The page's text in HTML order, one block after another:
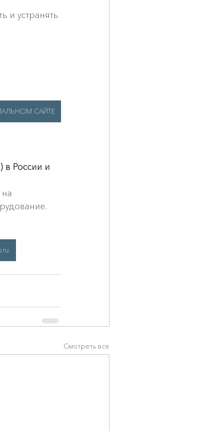
и устранять
САЙТЕ
в России и
Смотреть все